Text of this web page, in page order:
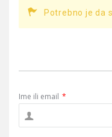
Potrebno je da
Ime ili email *